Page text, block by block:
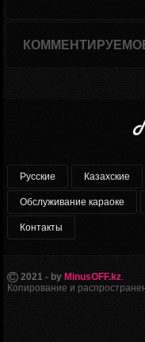
Русские Казахские
Обслуживание караоке
Контакты
2021 - by MinusOFF.kz.
Копирование и